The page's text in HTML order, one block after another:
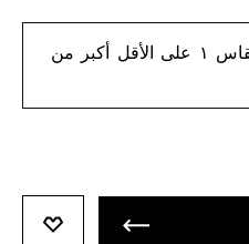
اطلب مقاس ١ على الأقل أكبر من